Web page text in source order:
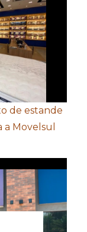
de estande
Movelsul